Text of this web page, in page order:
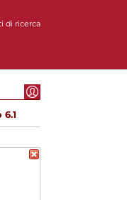
di ricerca